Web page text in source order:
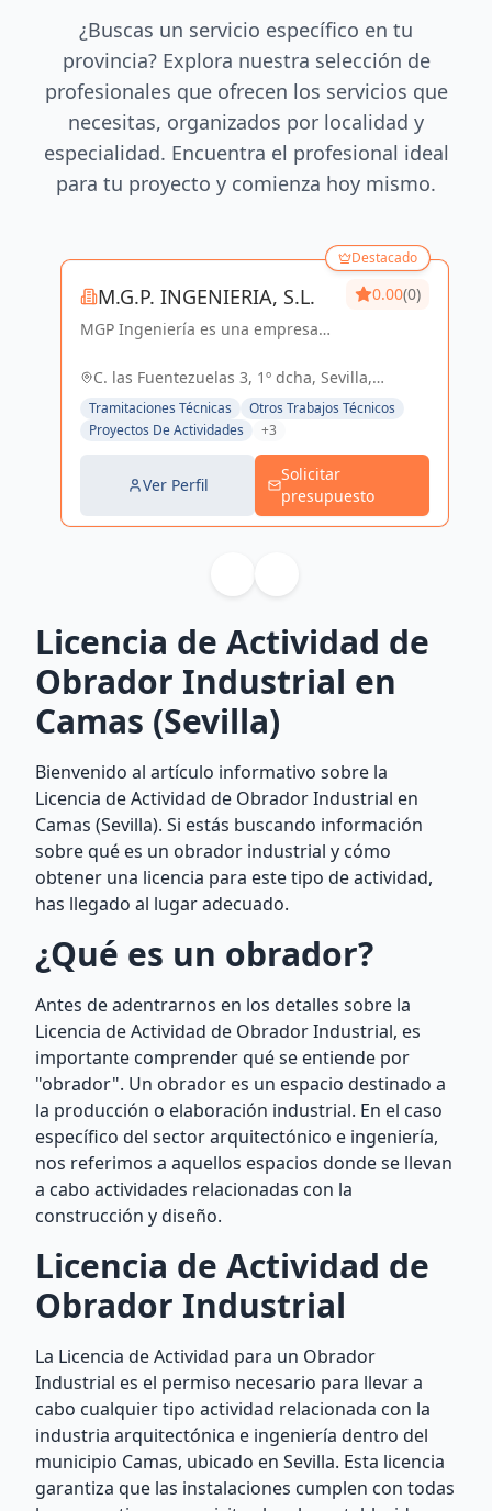
¿Buscas un servicio específico en tu
provincia? Explora nuestra selección de
profesionales que ofrecen los servicios que
necesitas, organizados por localidad y
especialidad. Encuentra el profesional ideal
para tu proyecto y comienza hoy mismo.
Destacado
M.G.P. INGENIERIA, S.L.
MGP Ingeniería es una empresa
proyectos de Ingeniería y
experiencia en el sector Industrial,
Logístico, Comercial...
0.00(0)
C. las Fuentezuelas 3, 1º dcha, Sevilla,
España, España
Tramitaciones Técnicas
Otros Trabajos Técnicos
Proyectos De Actividades
+3
Ver Perfil
Solicitar
presupuesto
Licencia de Actividad de
Obrador Industrial en
Camas (Sevilla)
Bienvenido al artículo informativo sobre la
Licencia de Actividad de Obrador Industrial en
Camas (Sevilla). Si estás buscando información
sobre qué es un obrador industrial y cómo
obtener una licencia para este tipo de actividad,
has llegado al lugar adecuado.
¿Qué es un obrador?
Antes de adentrarnos en los detalles sobre la
Licencia de Actividad de Obrador Industrial, es
importante comprender qué se entiende por
"obrador". Un obrador es un espacio destinado a
la producción o elaboración industrial. En el caso
específico del sector arquitectónico e ingeniería,
nos referimos a aquellos espacios donde se llevan
a cabo actividades relacionadas con la
construcción y diseño.
Licencia de Actividad de
Obrador Industrial
La Licencia de Actividad para un Obrador
Industrial es el permiso necesario para llevar a
cabo cualquier tipo actividad relacionada con la
industria arquitectónica e ingeniería dentro del
municipio Camas, ubicado en Sevilla. Esta licencia
garantiza que las instalaciones cumplen con todas